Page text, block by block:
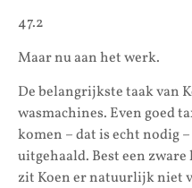
47.2
Maar nu aan het werk.
De belangrijkste taak van
wasmachines. Even goed
komen – dat is echt nodig
uitgehaald. Best een
zit Koen er natuurlijk niet